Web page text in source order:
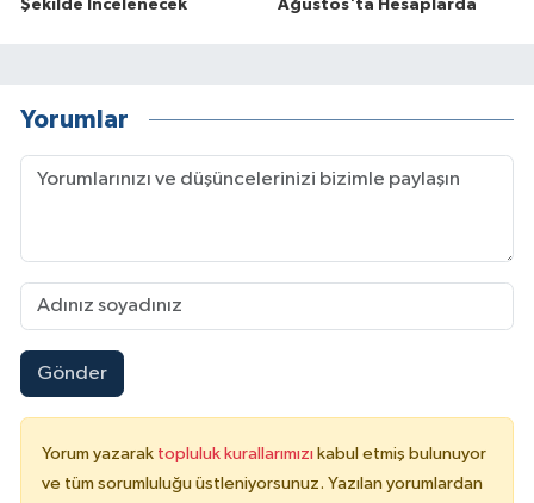
Şekilde İncelenecek
Ağustos'ta Hesaplarda
Yorumlar
Gönder
Yorum yazarak topluluk kurallarımızı kabul etmiş bulunuyor
ve tüm sorumluluğu üstleniyorsunuz. Yazılan yorumlardan